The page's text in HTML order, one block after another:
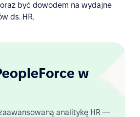
być dowodem na wydajne
ds. HR.
w
analitykę HR —